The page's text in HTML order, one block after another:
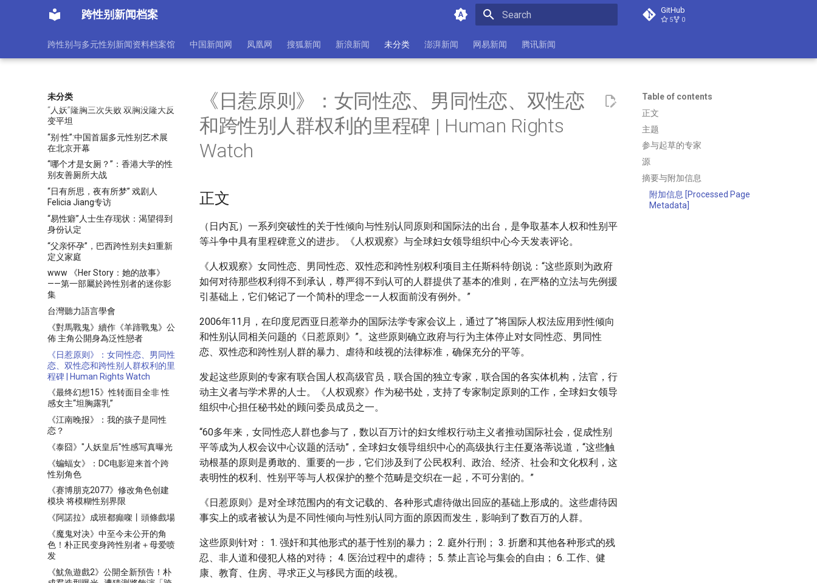
跨性别新闻档案 GitHub
5 0
跨性别与多元性别新闻资料档案馆 中国新闻网 凤凰网 搜狐新闻 新浪新闻 未分类 澎湃新闻 网易新闻 腾讯新闻
未分类
[张举文]民俗研究视域下的身体与
性别民俗实践
台灣國家婦女館 - 最新消息
旅 | RNZ News
“人妖”隆胸三次失败 双胸没隆大反
变平坦
“别·性”:中国首届多元性别艺术展
在北京开幕
“哪个才是女厕？”：香港大学的性
别友善厕所大战
“日有所思，夜有所梦” 戏剧人
Felicia Jiang专访
“易性癖”人士生存现状：渴望得到
身份认定
“父亲怀孕”，巴西跨性别夫妇重新
定义家庭
www 《Her Story：她的故事》
——第一部屬於跨性別者的迷你影
集
台灣聽力語言學會
《對馬戰鬼》續作《羊蹄戰鬼》公
佈 主角公開身為泛性戀者
《日惹原则》：女同性恋、男同性
恋、双性恋和跨性别人群权利的里
程碑 | Human Rights Watch
《最终幻想15》性转面目全非 性
感女主“坦胸露乳”
《江南晚报》：我的孩子是同性
恋？
《泰囧》"人妖皇后"性感写真曝光
《蝙蝠女》：DC电影迎来首个跨
性别角色
《赛博朋克2077》修改角色创建
模块 将模糊性别界限
《阿諾拉》成班都癲㗎丨頭條戲場
《魔鬼对决》中至今未公开的角
色！朴正民变身跨性别者＋母爱喷
发
《魷魚遊戲2》公開全新預告！朴
Table of contents
正文
主题
参与起草的专家
源
摘要与附加信息
附加信息 [Processed Page
Metadata]
《日惹原则》：女同性恋、男同性恋、双性恋
和跨性别人群权利的里程碑 | Human Rights
Watch
正文
（日内瓦）一系列突破性的关于性倾向与性别认同原则和国际法的出台，是争取基本人权和性别平
等斗争中具有里程碑意义的进步。《人权观察》与全球妇女领导组织中心今天发表评论。
《人权观察》女同性恋、男同性恋、双性恋和跨性别权利项目主任斯科特·朗说：“这些原则为政府
如何对待那些权利得不到承认，尊严得不到认可的人群提供了基本的准则，在严格的立法与先例援
引基础上，它们铭记了一个简朴的理念——人权面前没有例外。”
2006年11月，在印度尼西亚日惹举办的国际法学专家会议上，通过了“将国际人权法应用到性倾向
和性别认同相关问题的《日惹原则》”。这些原则确立政府与行为主体停止对女同性恋、男同性
恋、双性恋和跨性别人群的暴力、虐待和歧视的法律标准，确保充分的平等。
发起这些原则的专家有联合国人权高级官员，联合国的独立专家，联合国的各实体机构，法官，行
动主义者与学术界的人士。《人权观察》作为秘书处，支持了专家制定原则的工作，全球妇女领导
组织中心担任秘书处的顾问委员成员之一。
“60多年来，女同性恋人群也参与了，数以百万计的妇女维权行动主义者推动国际社会，促成性别
平等成为人权会议中心议题的活动”，全球妇女领导组织中心的高级执行主任夏洛蒂说道，“这些触
动根基的原则是勇敢的、重要的一步，它们涉及到了公民权利、政治、经济、社会和文化权利，这
表明性的权利、性别平等与人权保护的整个范畴是交织在一起，不可分割的。”
《日惹原则》是对全球范围内的有文记载的、各种形式虐待做出回应的基础上形成的。这些虐待因
事实上的或者被认为是不同性倾向与性别认同方面的原因而发生，影响到了数百万的人群。
这些原则针对： 1. 强奸和其他形式的基于性别的暴力； 2. 庭外行刑； 3. 折磨和其他各种形式的残
忍、非人道和侵犯人格的对待； 4. 医治过程中的虐待； 5. 禁止言论与集会的自由； 6. 工作、健
康、教育、住房、寻求正义与移民方面的歧视。